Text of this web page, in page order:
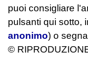
puoi consigliare
pulsanti qui sotto,
anonimo) o
©